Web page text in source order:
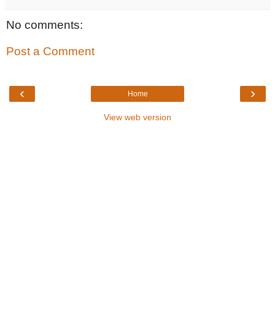
No comments:
Post a Comment
‹ ›
Home
View web version